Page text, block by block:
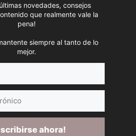
novedades, consejos
que realmente vale la
pena!
siempre al tanto de lo
mejor.
ahora!